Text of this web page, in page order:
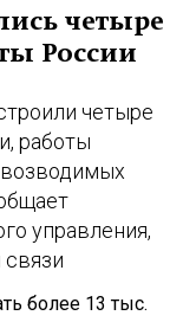
четыре
России
четыре
работы
управления,
более 13 тыс.